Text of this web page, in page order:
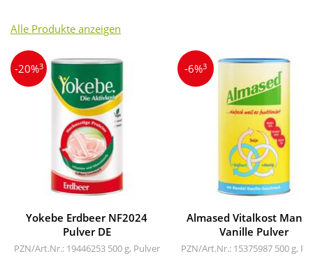
Alle Produkte anzeigen
-20%3
Yokebe Erdbeer NF2024
Pulver DE
PZN/Art.Nr.: 19446253 500 g, Pulver
-6%3
Almased Vitalkost
Vanille Pulver
PZN/Art.Nr.: 15375987 500 g,